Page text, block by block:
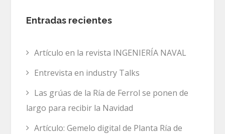
Entradas recientes
Artículo en la revista INGENIERÍA NAVAL
Entrevista en industry Talks
Las grúas de la Ría de Ferrol se ponen de
largo para recibir la Navidad
Artículo: Gemelo digital de Planta Ría de